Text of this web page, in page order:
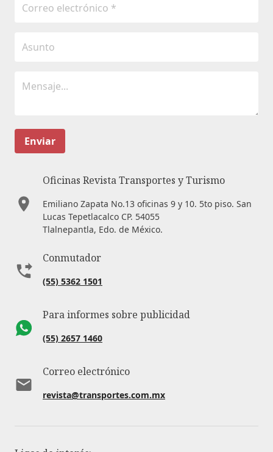
Enviar
Oficinas Revista Transportes y Turismo
Emiliano Zapata No.13 oficinas 9 y 10. 5to piso. San
Lucas Tepetlacalco CP. 54055
Tlalnepantla, Edo. de México.
Conmutador
(55) 5362 1501
Para informes sobre publicidad
(55) 2657 1460
Correo electrónico
revista@transportes.com.mx